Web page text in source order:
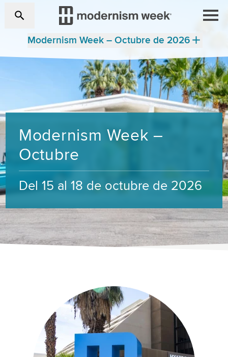
Modernism Week – Octubre de 2026
Modernism Week –
Octubre
Del 15 al 18 de octubre de 2026